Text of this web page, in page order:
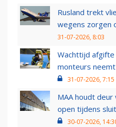
Rusland trekt
wegens zorgen
31-07-2026, 8:03
Wachttijd
monteurs
31-07-2026, 7:15
MAA houdt deur
open tijdens
30-07-2026,